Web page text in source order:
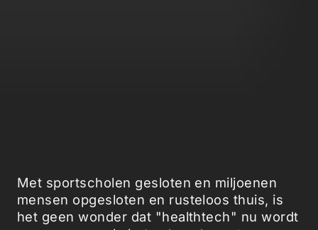
Met sportscholen gesloten en miljoenen
mensen opgesloten en rusteloos thuis, is
het geen wonder dat "healthtech" nu wordt